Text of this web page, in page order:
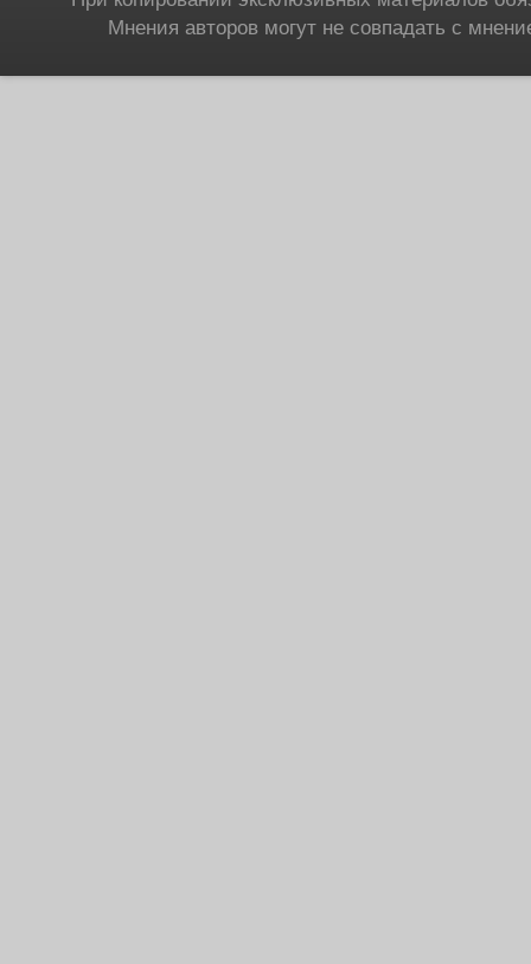
Мнения авторов могут не совпадать с